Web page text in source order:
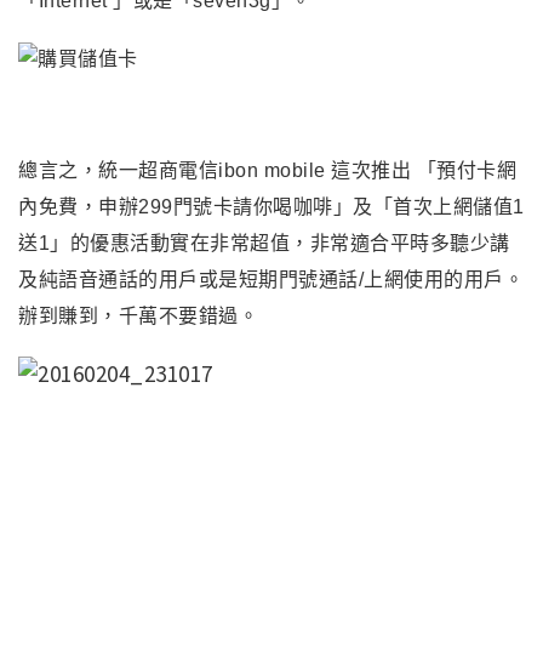
總言之 ， 統一超商電信ibon mobile 這次推出
「預付卡網
內免費，申辦299門號卡請你喝咖啡」及 「首次上網儲值1
送1」的優惠活動實在非常超值 ，非常適合平時多聽少講
及純語音通話的用戶或是短期門號通話/上網使用的用戶 。
辦到賺到 ，千萬不要錯過 。